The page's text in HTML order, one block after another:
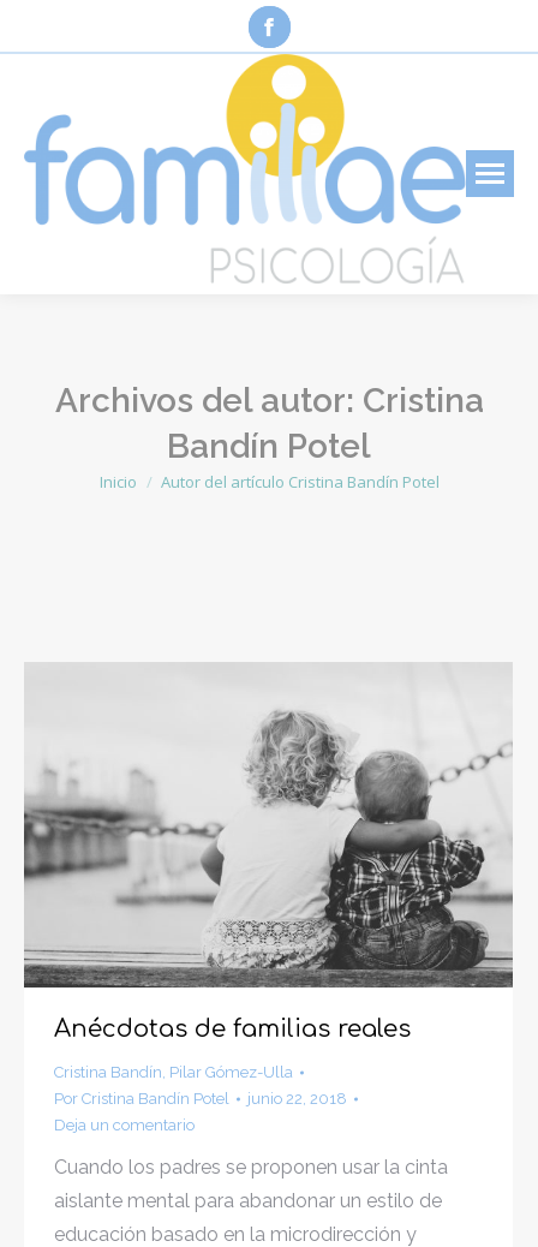
Facebook
page
opens
in
new
Archivos del autor: Cristina
Bandín Potel
Estás aquí:
Inicio Autor del artículo Cristina Bandín Potel
Anécdotas de familias reales
Cristina Bandín Pilar Gómez-Ulla
Por Cristina Bandín Potel
junio 22, 2018
Deja un comentario
Cuando los padres se proponen usar la cinta
aislante mental para abandonar un estilo de
educación basado en la microdirección y